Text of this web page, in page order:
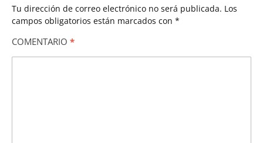
Tu dirección de correo electrónico no será publicada. Los
campos obligatorios están marcados con *
COMENTARIO *